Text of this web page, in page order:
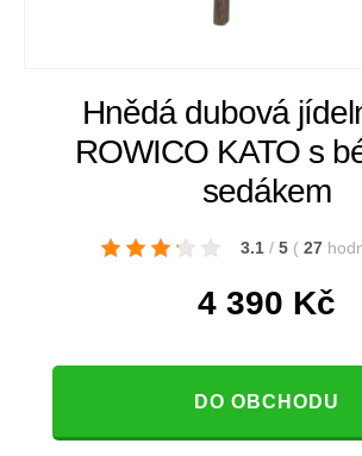
Hnědá dubová
ROWICO KATO s
sedákem
3.1 / 5 ( 27
4 390 Kč
DO OBCHODU